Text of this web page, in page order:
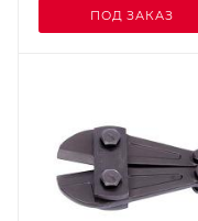
ПОД ЗАКАЗ